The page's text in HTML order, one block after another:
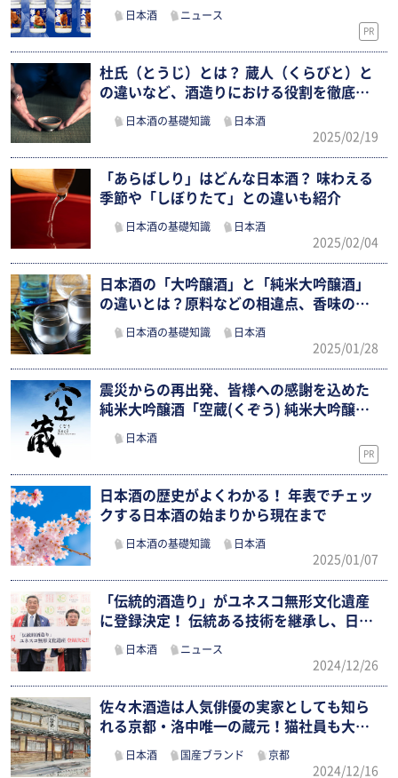
日本酒 ニュース
PR
杜氏（とうじ）とは？ 蔵人（くらびと）と
の違いなど、酒造りにおける役割を徹底
日本酒の基礎知識 日本酒
2025/02/19
「あらばしり」はどんな日本酒？ 味わえる
季節や「しぼりたて」との違いも紹介
日本酒の基礎知識 日本酒
2025/02/04
日本酒の「大吟醸酒」と「純米大吟醸酒」
の違いとは？原料などの相違点、香味の特
日本酒の基礎知識 日本酒
2025/01/28
震災からの再出発、皆様への感謝を込めた
純米大吟醸酒「空蔵(くぞう) 純米大吟醸…
日本酒
PR
日本酒の歴史がよくわかる！ 年表でチェッ
クする日本酒の始まりから現在まで
日本酒の基礎知識 日本酒
2025/01/07
「伝統的酒造り」がユネスコ無形文化遺産
に登録決定！ 伝統ある技術を継承し、日
日本酒 ニュース
2024/12/26
佐々木酒造は人気俳優の実家としても知ら
れる京都・洛中唯一の蔵元！猫社員も大活
日本酒 国産ブランド 京都
2024/12/16